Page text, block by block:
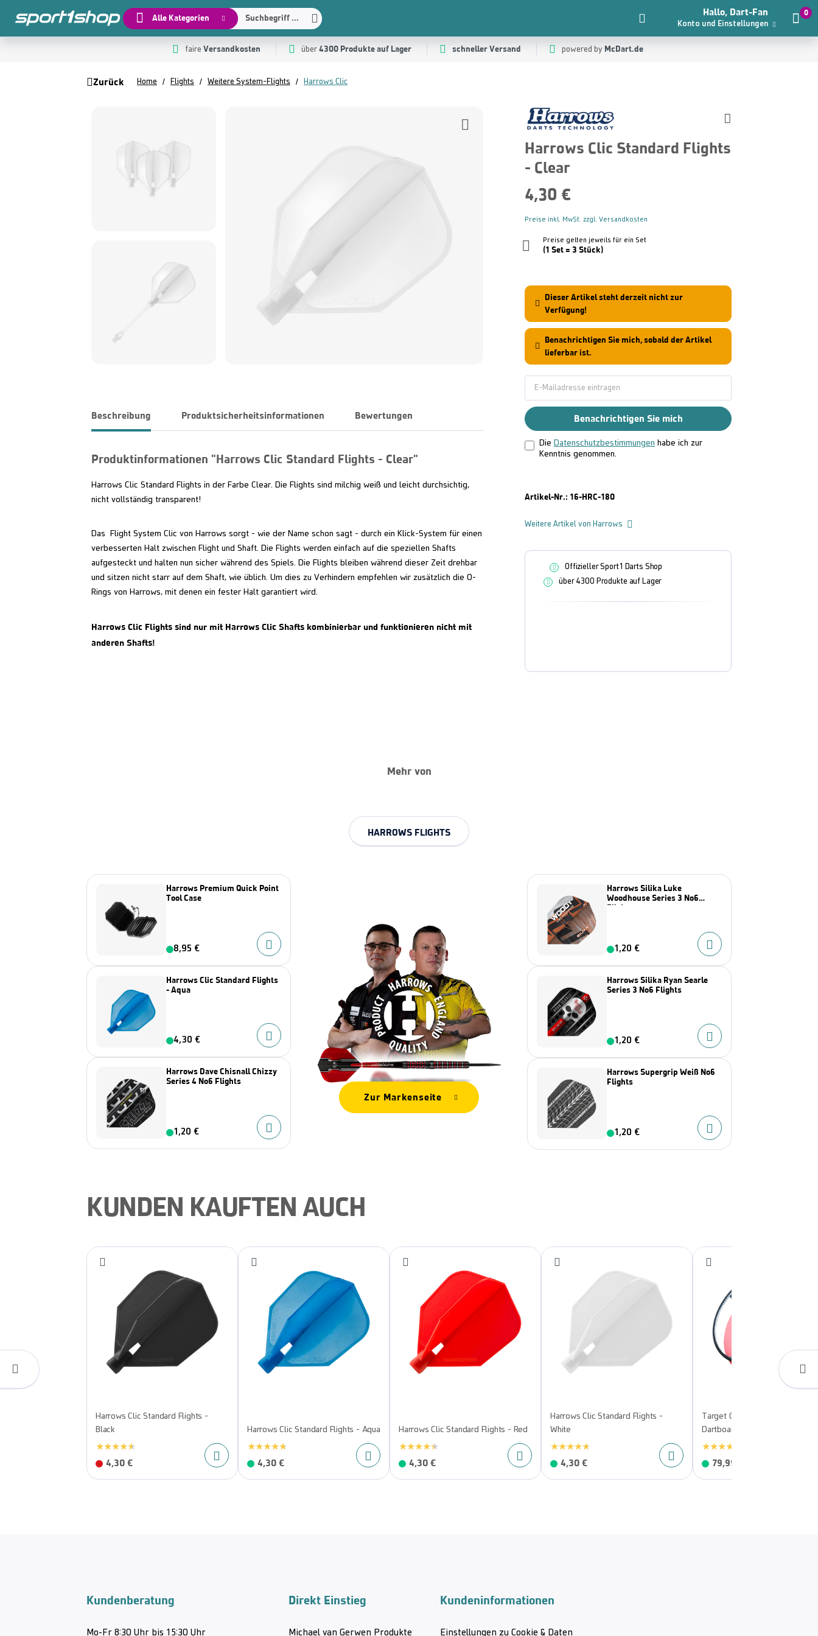
Alle Kategorien Suchbegriff ...
Hallo, Dart-Fan
Konto und Einstellungen
0
faire Versandkosten über 4300 Produkte auf Lager schneller Versand powered by McDart.de
Zurück Home Flights Weitere System-Flights Harrows Clic
Beschreibung Produktsicherheitsinformationen Bewertungen
Produktinformationen "Harrows Clic Standard Flights - Clear"
Harrows Clic Standard Flights in der Farbe Clear. Die Flights sind milchig weiß und leicht durchsichtig,
nicht vollständig transparent!
Das Flight System Clic von Harrows sorgt - wie der Name schon sagt - durch ein Klick-System für einen
verbesserten Halt zwischen Flight und Shaft. Die Flights werden einfach auf die speziellen Shafts
aufgesteckt und halten nun sicher während des Spiels. Die Flights bleiben während dieser Zeit drehbar
und sitzen nicht starr auf dem Shaft, wie üblich. Um dies zu Verhindern empfehlen wir zusätzlich die O-
Rings von Harrows, mit denen ein fester Halt garantiert wird.
Harrows Clic Flights sind nur mit Harrows Clic Shafts kombinierbar und funktionieren nicht mit
anderen Shafts!
Harrows Clic Standard Flights
- Clear
4,30 €
Preise inkl. MwSt. zzgl. Versandkosten
Preise gelten jeweils für ein Set
(1 Set = 3 Stück)
Dieser Artikel steht derzeit nicht zur
Verfügung!
Benachrichtigen Sie mich, sobald der Artikel
lieferbar ist.
Benachrichtigen Sie mich
Die Datenschutzbestimmungen habe ich zur
Kenntnis genommen.
Artikel-Nr.: 16-HRC-180
Weitere Artikel von Harrows
Offizieller Sport1 Darts Shop
über 4300 Produkte auf Lager
Mehr von
HARROWS FLIGHTS
Harrows Premium Quick Point
Tool Case
8,95 €
Harrows Clic Standard Flights
- Aqua
4,30 €
Harrows Dave Chisnall Chizzy
Series 4 No6 Flights
1,20 €
Zur Markenseite
Harrows Silika Luke
Woodhouse Series 3 No6
Flights
1,20 €
Harrows Silika Ryan Searle
Series 3 No6 Flights
1,20 €
Harrows Supergrip Weiß No6
Flights
1,20 €
KUNDEN KAUFTEN AUCH
Harrows Clic Standard Flights -
Black
4,30 €
Harrows Clic Standard Flights - Aqua
4,30 €
Harrows Clic Standard Flights - Red
4,30 €
Harrows Clic Standard Flights -
White
4,30 €
Target CORONA Vision LED
Dartboard Lighting System
79,99 €
Kundenberatung
Mo-Fr 8:30 Uhr bis 15:30 Uhr
Direkt Einstieg
Michael van Gerwen Produkte
Kundeninformationen
Einstellungen zu Cookie & Daten